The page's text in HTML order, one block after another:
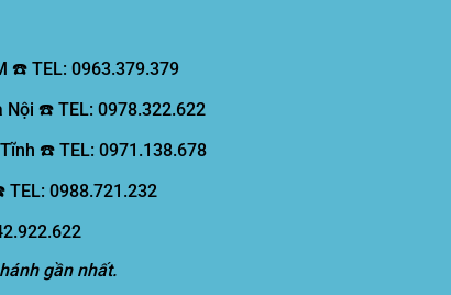
☎️ TEL: 0963.379.379
Nội ☎️ TEL: 0978.322.622
☎️ TEL: 0971.138.678
TEL: 0988.721.232
gần nhất.